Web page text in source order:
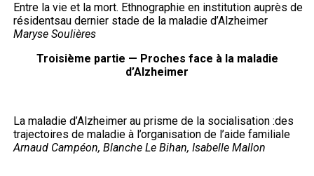
Entre la vie et la mort. Ethnographie en institution auprès de
résidentsau dernier stade de la maladie d’Alzheimer
Maryse Soulières
Troisième partie — Proches face à la maladie
d’Alzheimer
La maladie d’Alzheimer au prisme de la socialisation :des
trajectoires de maladie à l’organisation de l’aide familiale
Arnaud Campéon, Blanche Le Bihan, Isabelle Mallon